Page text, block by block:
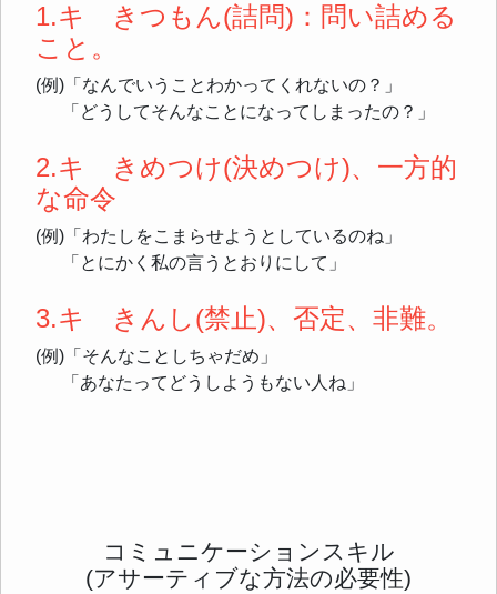
1.キ きつもん(詰問)：問い詰める
こと。
(例)「なんでいうことわかってくれないの？」
「どうしてそんなことになってしまったの？」
2.キ きめつけ(決めつけ)、一方的
な命令
(例)「わたしをこまらせようとしているのね」
「とにかく私の言うとおりにして」
3.キ きんし(禁止)、否定、非難。
(例)「そんなことしちゃだめ」
「あなたってどうしようもない人ね」
コミュニケーションスキル
(アサーティブな方法の必要性)